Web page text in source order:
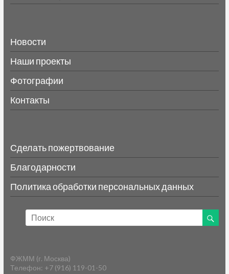
Новости
Наши проекты
Фотографии
Контакты
Сделать пожертвование
Благодарности
Политика обработки персональных данных
ФЖММ (г. Москва)
Телефон: +7 (916) 119-01-50